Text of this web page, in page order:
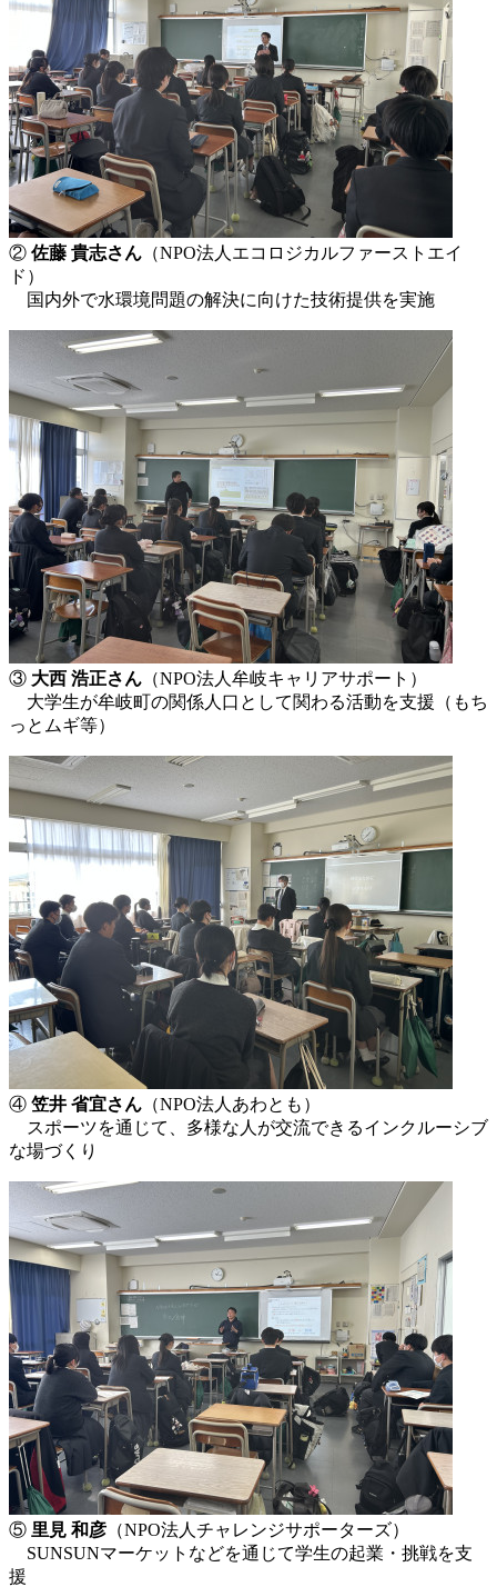
② 佐藤 貴志さん （NPO法人エコロジカルファーストエイ
ド）
国内外で水環境問題の解決に向けた技術提供を実施
③ 大西 浩正さん （NPO法人牟岐キャリアサポート）
大学生が牟岐町の関係人口として関わる活動を支援（もち
っとムギ等）
④ 笠井 省宜さん （NPO法人あわとも）
スポーツを通じて、多様な人が交流できるインクルーシブ
な場づくり
⑤ 里見 和彦 （NPO法人チャレンジサポーターズ）
SUNSUNマーケットなどを通じて学生の起業・挑戦を支
援